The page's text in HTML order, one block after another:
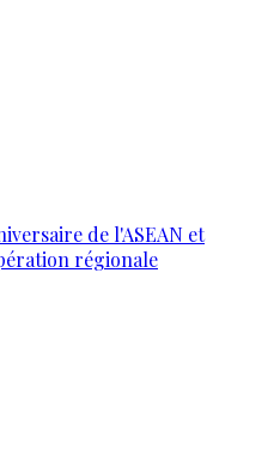
de l'ASEAN et
régionale